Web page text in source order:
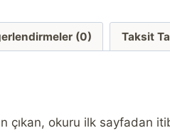
(0) Taksit
çıkan, okuru ilk